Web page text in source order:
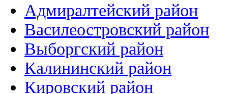
Адмиралтейский район
Василеостровский район
Выборгский район
Калининский район
Кировский район